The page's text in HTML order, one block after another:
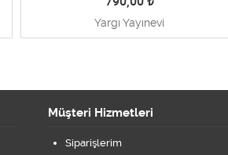
Yargı Yayınevi
Müşteri Hizmetleri
Siparişlerim